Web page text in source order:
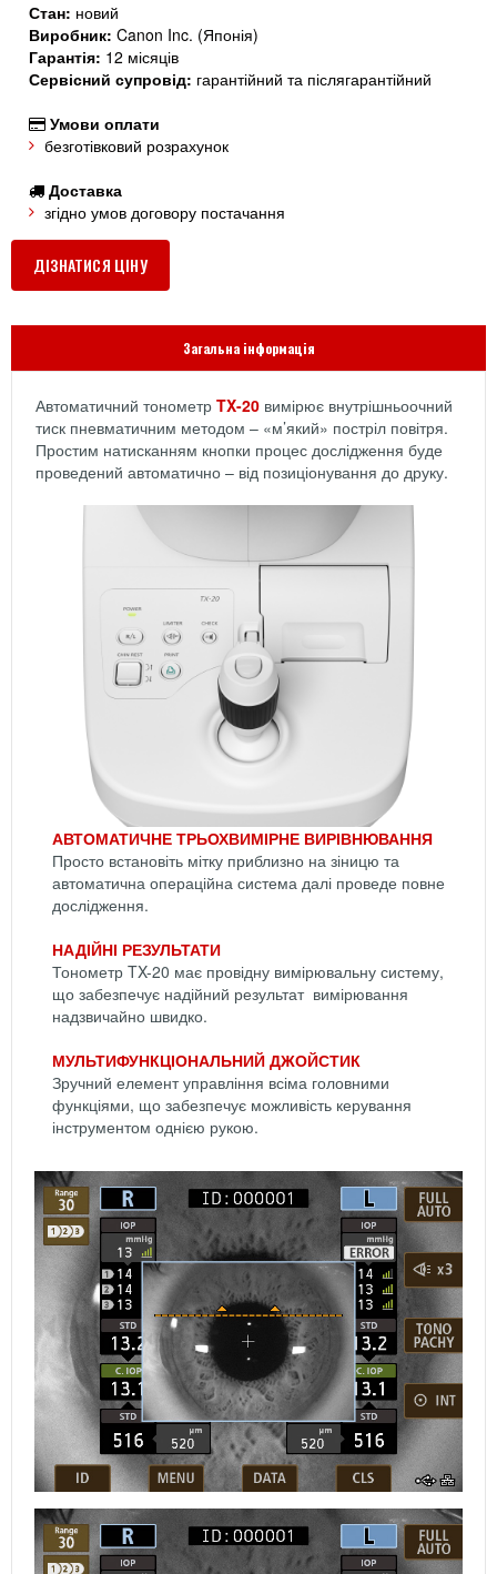
Стан: новий
Виробник: Canon Inc. (Японія)
Гарантія: 12 місяців
Сервісний супровід: гарантійний та післягарантійний
 Умови оплати
безготівковий розрахунок
 Доставка
згідно умов договору постачання
ДІЗНАТИСЯ ЦІНУ
Загальна інформація
Автоматичний тонометр TX-20 вимірює внутрішньоочний
тиск пневматичним методом – «м’який» постріл повітря.
Простим натисканням кнопки процес дослідження буде
проведений автоматично – від позиціонування до друку.
АВТОМАТИЧНЕ ТРЬОХВИМІРНЕ ВИРІВНЮВАННЯ
Просто встановіть мітку приблизно на зіницю та
автоматична операційна система далі проведе повне
дослідження.
НАДІЙНІ РЕЗУЛЬТАТИ
Тонометр TX-20 має провідну вимірювальну систему,
що забезпечує надійний результат вимірювання
надзвичайно швидко.
МУЛЬТИФУНКЦІОНАЛЬНИЙ ДЖОЙСТИК
Зручний елемент управління всіма головними
функціями, що забезпечує можливість керування
інструментом однією рукою.